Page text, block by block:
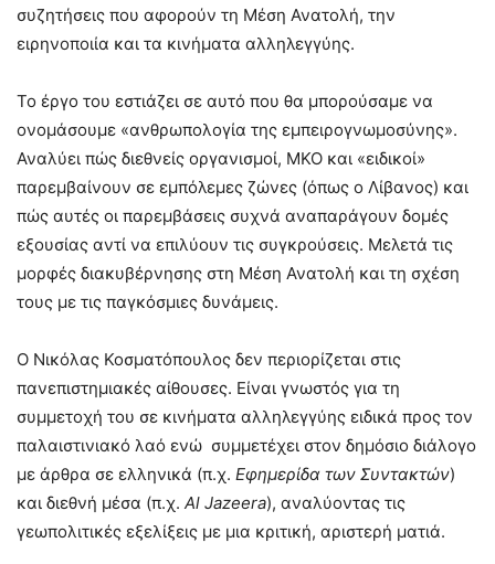
συζητήσεις που αφορούν τη Μέση Ανατολή, την
ειρηνοποιία και τα κινήματα αλληλεγγύης.
Το έργο του εστιάζει σε αυτό που θα μπορούσαμε να
ονομάσουμε «ανθρωπολογία της εμπειρογνωμοσύνης».
Αναλύει πώς διεθνείς οργανισμοί, ΜΚΟ και «ειδικοί»
παρεμβαίνουν σε εμπόλεμες ζώνες (όπως ο Λίβανος) και
πώς αυτές οι παρεμβάσεις συχνά αναπαράγουν δομές
εξουσίας αντί να επιλύουν τις συγκρούσεις. Μελετά τις
μορφές διακυβέρνησης στη Μέση Ανατολή και τη σχέση
τους με τις παγκόσμιες δυνάμεις.
Ο Νικόλας Κοσματόπουλος δεν περιορίζεται στις
πανεπιστημιακές αίθουσες. Είναι γνωστός για τη
συμμετοχή του σε κινήματα αλληλεγγύης ειδικά προς τον
παλαιστινιακό λαό ενώ συμμετέχει στον δημόσιο διάλογο
με άρθρα σε ελληνικά (π.χ. Εφημερίδα των Συντακτών)
και διεθνή μέσα (π.χ. Al Jazeera), αναλύοντας τις
γεωπολιτικές εξελίξεις με μια κριτική, αριστερή ματιά.